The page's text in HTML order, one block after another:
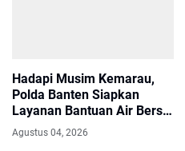
Hadapi Musim Kemarau,
Polda Banten Siapkan
Layanan Bantuan Air Bersih
Melalui Call Center 110
Agustus 04, 2026